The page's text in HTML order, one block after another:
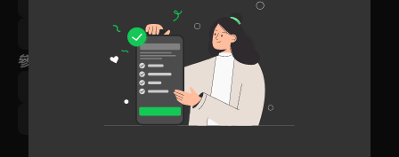
免費 2018
參與演員
孟子義 童瑤
郭品超